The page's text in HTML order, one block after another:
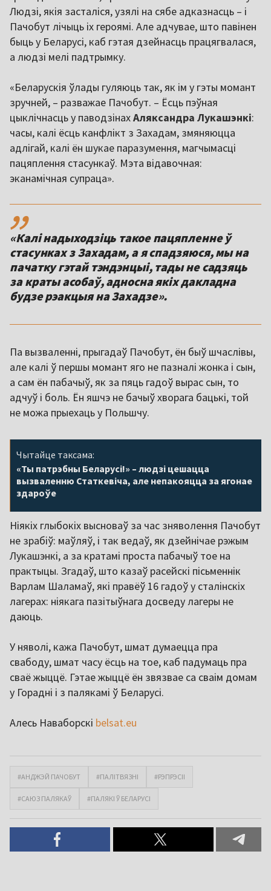
Людзі, якія засталіся, узялі на сябе адказнасць – і
Пачобут лічыць іх героямі. Але адчувае, што павінен
быць у Беларусі, каб гэтая дзейнасць працягвалася,
а людзі мелі падтрымку.
«Беларускія ўлады гуляюць так, як ім у гэты момант
зручней, – разважае Пачобут. – Ёсць пэўная
цыклічнасць у паводзінахАляксандра Лукашэнкі:
часы, калі ёсць канфлікт з Захадам, змяняюцца
адлігай, калі ён шукае паразумення, магчымасці
пацяплення стасункаў. Мэта відавочная:
эканамічная супраца».
,,
«Калі надыходзіць такое пацяпленне ў
стасунках з Захадам, а я спадзяюся, мы на
пачатку гэтай тэндэнцыі, тады не садзяць
за краты асобаў, адносна якіх дакладна
будзе рэакцыя на Захадзе».
Па вызваленні, прыгадаў Пачобут, ён быў шчаслівы,
але калі ў першы момант яго не пазналі жонка і сын,
а сам ён пабачыў, як за пяць гадоў вырас сын, то
адчуў і боль. Ён яшчэ не бачыў хворага бацькі, той
не можа прыехаць у Польшчу.
Чытайце таксама:
«Ты патрэбны Беларусі!» – людзі цешацца
вызваленню Статкевіча, але непакояцца за ягонае
здароўе
Ніякіх глыбокіх высноваў за час зняволення Пачобут
не зрабіў: маўляў, і так ведаў, як дзейнічае рэжым
Лукашэнкі, а за кратамі проста пабачыў тое на
практыцы. Згадаў, што казаў расейскі пісьменнік
Варлам Шаламаў, які правёў 16 гадоў у сталінскіх
лагерах: ніякага пазітыўнага досведу лагеры не
даюць.
У няволі, кажа Пачобут, шмат думаецца пра
свабоду, шмат часу ёсць на тое, каб падумаць пра
сваё жыццё. Гэтае жыццё ён звязвае са сваім домам
у Горадні і з палякамі ў Беларусі.
Алесь Наваборскі belsat.eu
#АНДЖЭЙ ПАЧОБУТ #ПАЛІТВЯЗНІ #РЭПРЭСІІ
#САЮЗ ПАЛЯКАЎ #ПАЛЯКІ Ў БЕЛАРУСІ